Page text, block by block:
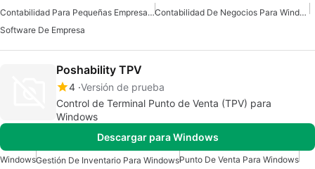
Contabilidad Para Pequeñas Empresas Para Windows
Contabilidad De Negocios Para Windows
Software De Empresa
Poshability TPV
4 Versión de prueba
Control de Terminal Punto de Venta (TPV) para
Windows
Descargar para Windows
WindowsGestión De Inventario Para WindowsPunto De Venta Para Windows